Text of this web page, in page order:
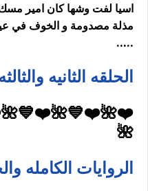
اسيا لفت وشها كان امير
مذلة مصدومة و الخوف في
.....
الحلقه الثانيه
🌺
الروايات الكامله